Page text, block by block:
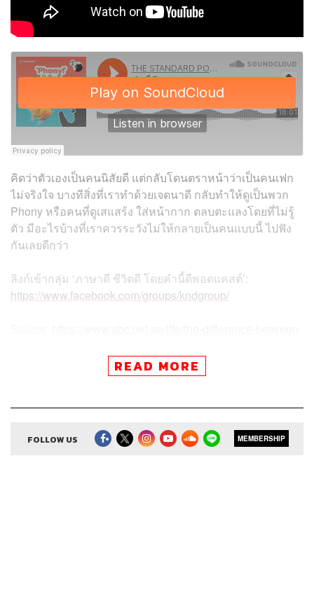
คิดว่าตัวเองเป็นคนนิสัยดี แต่กลับโดนตราหน้าว่าเป็นคนเฟก
ไม่จริงใจ บางทีสิ่งที่เราทำด้วยเจตนาดี กลับทำให้ดูเป็นพวก
Phony หรือคนที่ดูเสแสร้ง ใส่หน้ากาก ตลบตะแลงโดยที่ไม่รู้
ตัว มีอะไรบ้างที่เราควรระวังไม่ให้กลายเป็นคนแบบนี้ ไปฟัง
กันเลยดีกว่า
ลิงก์เข้ากลุ่ม ‘ภาษาดี ชีวิตดี โดยคำนี้ดีพอดแคสต์’:
https://www.facebook.com/groups/kndgroup/
สามารถฟังพอดแคสต์ คำนี้ดี
READ MORE
FOLLOW US MEMBERSHIP